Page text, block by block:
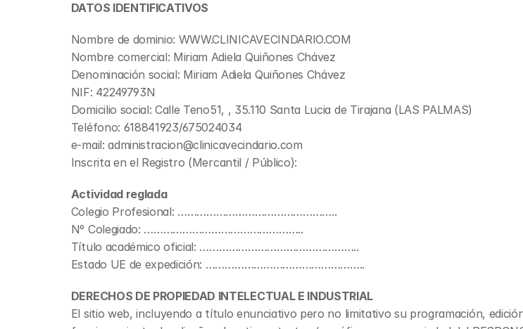
DATOS IDENTIFICATIVOS
Nombre de dominio: WWW.CLINICAVECINDARIO.COM
Nombre comercial: Miriam Adiela Quiñones Chávez
Denominación social: Miriam Adiela Quiñones Chávez
NIF: 42249793N
Domicilio social: Calle Teno51, , 35.110 Santa Lucia de Tirajana (LAS PALMAS)
Teléfono: 618841923/675024034
e-mail: administracion@clinicavecindario.com
Inscrita en el Registro (Mercantil / Público):
Actividad reglada
Colegio Profesional: …………………………………………..
Nº Colegiado: …………………………………………..
Título académico oficial: …………………………………………..
Estado UE de expedición: …………………………………………..
DERECHOS DE PROPIEDAD INTELECTUAL E INDUSTRIAL
El sitio web, incluyendo a título enunciativo pero no limitativo su programación,